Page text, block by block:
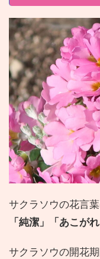
サクラソウの花言葉
「純潔」「あこがれ
サクラソウの開花